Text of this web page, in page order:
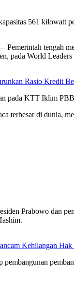
561 kilowatt
Pemerintah tengah
pada World
Rasio Kredit
pada KTT Iklim
terbesar di dunia,
Prabowo dan
Kehilangan Hak